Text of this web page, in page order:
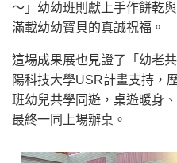
～」幼幼班則獻上手作餅乾
滿載幼幼寶貝的真誠祝福。
這場成果展也見證了「幼老
陽科技大學USR計畫支持，
班幼兒共學同遊，桌遊暖身
最終一同上場辦桌。